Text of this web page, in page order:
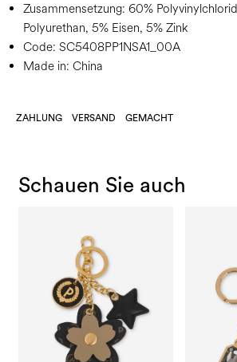
Zusammensetzung: 60%
Polyurethan, 5% Eisen, 5% Zink
Code: SC5408PP1NSA1_00A
Made in: China
ZAHLUNG VERSAND GEMACHT
Schauen Sie auch